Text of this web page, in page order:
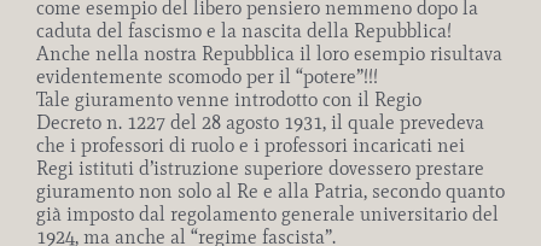
come esempio del libero pensiero nemmeno dopo la
caduta del fascismo e la nascita della Repubblica!
Anche nella nostra Repubblica il loro esempio risultava
evidentemente scomodo per il “potere”!!!
Tale giuramento venne introdotto con il Regio
Decreto n. 1227 del 28 agosto 1931, il quale prevedeva
che i professori di ruolo e i professori incaricati nei
Regi istituti d’istruzione superiore dovessero prestare
giuramento non solo al Re e alla Patria, secondo quanto
già imposto dal regolamento generale universitario del
1924, ma anche al “regime fascista”.